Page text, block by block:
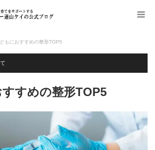
もにおすすめの整形TOP5
すめの整形TOP5